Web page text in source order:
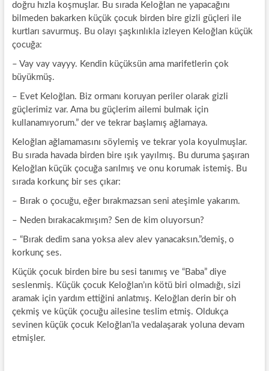
doğru hızla koşmuşlar. Bu sırada Keloğlan ne yapacağını
bilmeden bakarken küçük çocuk birden bire gizli güçleri ile
kurtları savurmuş. Bu olayı şaşkınlıkla izleyen Keloğlan küçük
çocuğa:
– Vay vay vayyy. Kendin küçüksün ama marifetlerin çok
büyükmüş.
– Evet Keloğlan. Biz ormanı koruyan periler olarak gizli
güçlerimiz var. Ama bu güçlerim ailemi bulmak için
kullanamıyorum.” der ve tekrar başlamış ağlamaya.
Keloğlan ağlamamasını söylemiş ve tekrar yola koyulmuşlar.
Bu sırada havada birden bire ışık yayılmış. Bu duruma şaşıran
Keloğlan küçük çocuğa sarılmış ve onu korumak istemiş. Bu
sırada korkunç bir ses çıkar:
– Bırak o çocuğu, eğer bırakmazsan seni ateşimle yakarım.
– Neden bırakacakmışım? Sen de kim oluyorsun?
– “Bırak dedim sana yoksa alev alev yanacaksın.”demiş, o
korkunç ses.
Küçük çocuk birden bire bu sesi tanımış ve “Baba” diye
seslenmiş. Küçük çocuk Keloğlan’ın kötü biri olmadığı, sizi
aramak için yardım ettiğini anlatmış. Keloğlan derin bir oh
çekmiş ve küçük çocuğu ailesine teslim etmiş. Oldukça
sevinen küçük çocuk Keloğlan’la vedalaşarak yoluna devam
etmişler.